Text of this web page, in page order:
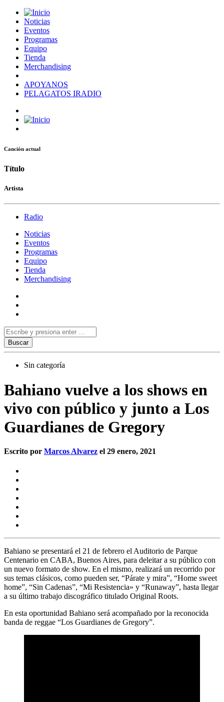
Noticias
Eventos
Programas
Equipo
Tienda
Merchandising
APOYANOS
PELAGATOS IRADIO
Canción actual
Título
Artista
Radio
Noticias
Eventos
Programas
Equipo
Tienda
Merchandising
Sin categoría
Bahiano vuelve a los shows en
vivo con público y junto a Los
Guardianes de Gregory
Escrito por Marcos Alvarez el 29 enero, 2021
Bahiano se presentará el 21 de febrero el Auditorio de Parque
Centenario en CABA, Buenos Aires, para deleitar a su público con
un nuevo formato de show. En el mismo, realizará un recorrido por
sus temas clásicos, como pueden ser, “Párate y mira”, “Home sweet
home”, “Sin Cadenas”, “Mi Resistencia» y “Runaway”, hasta llegar
a su último trabajo discográfico titulado Original Roots.
En esta oportunidad Bahiano será acompañado por la reconocida
banda de reggae “Los Guardianes de Gregory”.